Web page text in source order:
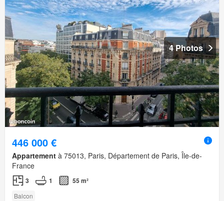
4 Photos
446 000 €
Appartement à 75013, Paris, Département de Paris, Île-de-
France
3 1 55 m²
Balcon